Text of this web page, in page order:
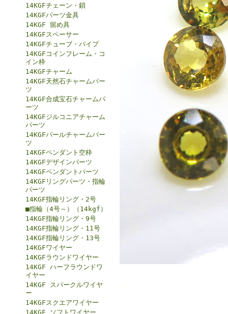
14KGFチェーン・鎖
14KGFパーツ金具
14KGF 留め具
14KGFスペーサー
14KGFチューブ・パイプ
14KGFコインフレーム・コ
イン枠
14KGFチャーム
14KGF天然石チャームパー
ツ
14KGF合成宝石チャームパ
ーツ
14KGFジルコニアチャーム
パーツ
14KGFパールチャームパー
ツ
14KGFペンダント空枠
14KGFデザインパーツ
14KGFペンダントパーツ
14KGFリングパーツ・指輪
パーツ
14KGF指輪リング・2号
■指輪（4号～）（14kgf）
14KGF指輪リング・9号
14KGF指輪リング・11号
14KGF指輪リング・13号
14KGFワイヤー
14KGFラウンドワイヤー
14KGF ハーフラウンドワ
イヤー
14KGF スパークルワイヤ
ー
14KGFスクエアワイヤー
14KGF ソフトワイヤー